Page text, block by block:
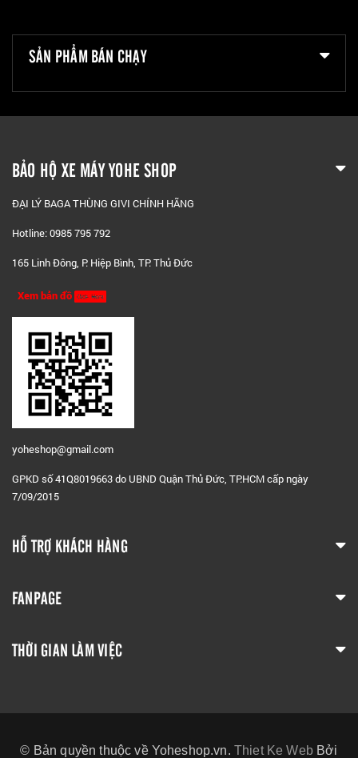
SẢN PHẨM BÁN CHẠY
BẢO HỘ XE MÁY YOHE SHOP
ĐẠI LÝ BAGA THÙNG GIVI CHÍNH HÃNG
Hotline: 0985 795 792
165 Linh Đông, P. Hiệp Bình, TP. Thủ Đức
Xem bản đồ
yoheshop@gmail.com
GPKD số 41Q8019663 do UBND Quận Thủ Đức, TP.HCM cấp ngày
7/09/2015
HỖ TRỢ KHÁCH HÀNG
FANPAGE
THỜI GIAN LÀM VIỆC
© Bản quyền thuộc về Yoheshop.vn. Thiet Ke WebBởi